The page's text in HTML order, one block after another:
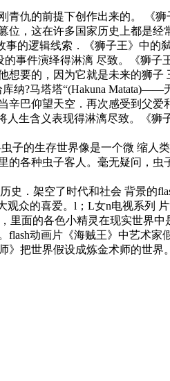
青仇的前提下创作出来的。 《
，这在许多国家历史上都是经
的逻辑线索．《狮子王》中的
事件演绎得淋漓 尽致。《狮
要的，因为它就是未来的狮
纳?马塔塔“(Hakuna
巴仰望天空．再次感受到父
生含义表现得淋漓尽致。《
的生存世界像是一个微 缩人
各种虫子客人。毫无疑问，
史．架空了时代和社会 背景
众的喜爱。l；L女n电视系列
面的各色小精灵在现实世界
动画片《海贼王》中艺术
把世界假设成炼金术师的世